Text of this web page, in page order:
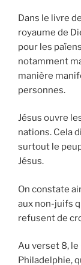
Dans le livre
royaume de
pour les
notamment
manière
personnes.
Jésus ouvre
nations. Cela
surtout le
Jésus.
On constate
aux non-juifs
refusent de
Au verset 8,
Philadelphie,